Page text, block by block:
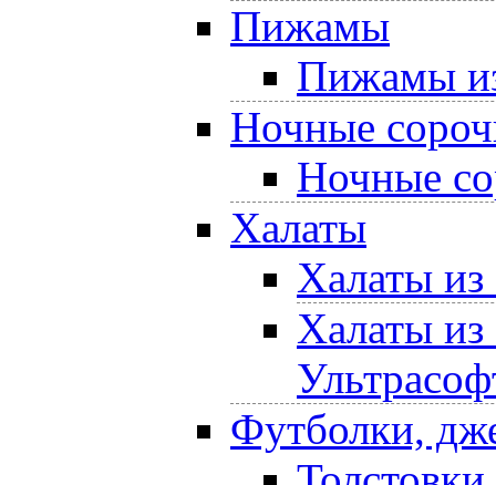
Пижамы
Пижамы
Ночные
Ночные
Халаты
Халаты из
Халаты
Футболки,